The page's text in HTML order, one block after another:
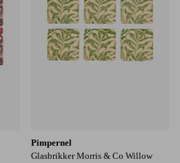
Pimpernel
Glasbrikker Morris & Co Willow